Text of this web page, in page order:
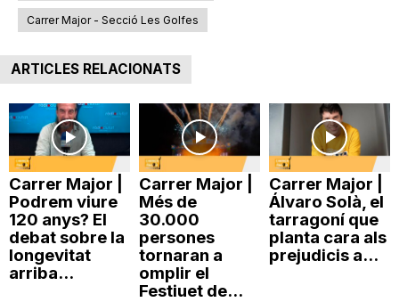
Carrer Major - Secció Les Golfes
ARTICLES RELACIONATS
Carrer Major |
Podrem viure
120 anys? El
debat sobre la
longevitat
arriba...
Carrer Major |
Més de
30.000
persones
tornaran a
omplir el
Festiuet de...
Carrer Major |
Álvaro Solà, el
tarragoní que
planta cara als
prejudicis a...